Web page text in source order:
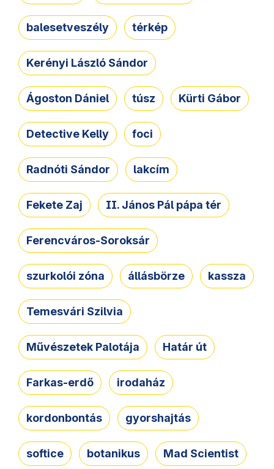
balesetveszély térkép
Kerényi László Sándor
Ágoston Dániel túsz Kürti Gábor
Detective Kelly foci
Radnóti Sándor lakcím
Fekete Zaj II. János Pál pápa tér
Ferencváros-Soroksár
szurkolói zóna állásbörze kassza
Temesvári Szilvia
Művészetek Palotája Határ út
Farkas-erdő irodaház
kordonbontás gyorshajtás
softice botanikus Mad Scientist